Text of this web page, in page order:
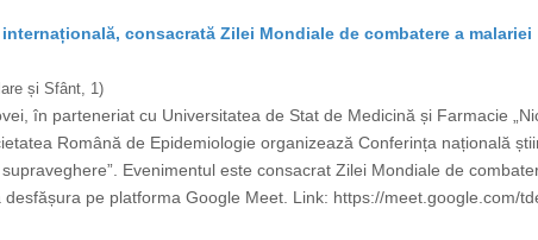
consacrată Zilei Mondiale de combatere a malariei
și Sfânt, 1)
în parteneriat cu Universitatea de Stat de Medicină și Farmacie
Română de Epidemiologie organizează Conferința națională
Evenimentul este consacrat Zilei Mondiale de
pe platforma Google Meet. Link: https://meet.google.com/